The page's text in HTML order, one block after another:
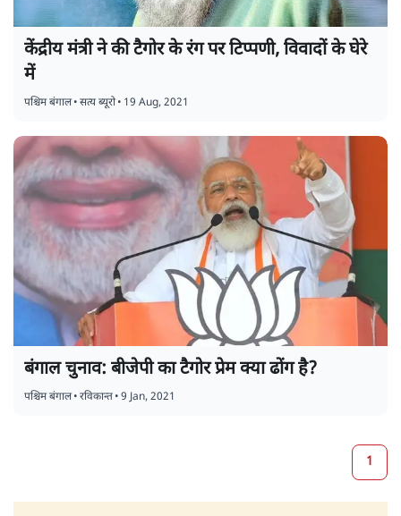
केंद्रीय मंत्री ने की टैगोर के रंग पर टिप्पणी, विवादों के घेरे
में
पश्चिम बंगाल•सत्य ब्यूरो• 19 Aug, 2021
बंगाल चुनाव: बीजेपी का टैगोर प्रेम क्या ढोंग है?
पश्चिम बंगाल•रविकान्त•9 Jan, 2021
1